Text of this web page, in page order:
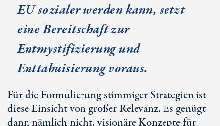
EU sozialer werden kann, setzt
eine Bereitschaft zur
Entmystifizierung und
Enttabuisierung voraus.
Für die Formulierung stimmiger Strategien ist
diese Einsicht von großer Relevanz. Es genügt
dann nämlich nicht, visionäre Konzepte für